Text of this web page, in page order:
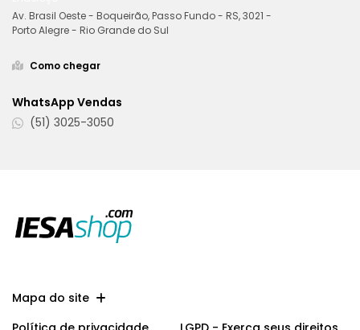
Av. Brasil Oeste - Boqueirão, Passo Fundo - RS, 3021 -
Porto Alegre - Rio Grande do Sul
Como chegar
WhatsApp Vendas
(51) 3025-3050
Mapa do site